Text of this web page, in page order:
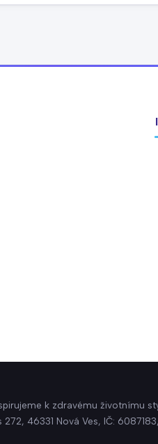
k zdravému životnímu
46331 Nová Ves, IČ: